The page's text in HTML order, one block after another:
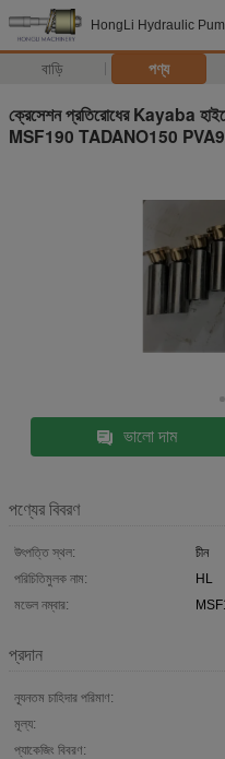
HongLi Hydraulic
বাড়ি পণ্য
ক্রেসেশন প্রতিরোধের Kayaba
MSF190 TADANO150
ভালো দাম
পণ্যের বিবরণ
উৎপত্তি স্থল:
চীন
পরিচিতিমুলক নাম:
HL
মডেল নম্বার:
প্রদান
ন্যূনতম চাহিদার পরিমাণ:
মূল্য:
প্যাকেজিং বিবরণ: